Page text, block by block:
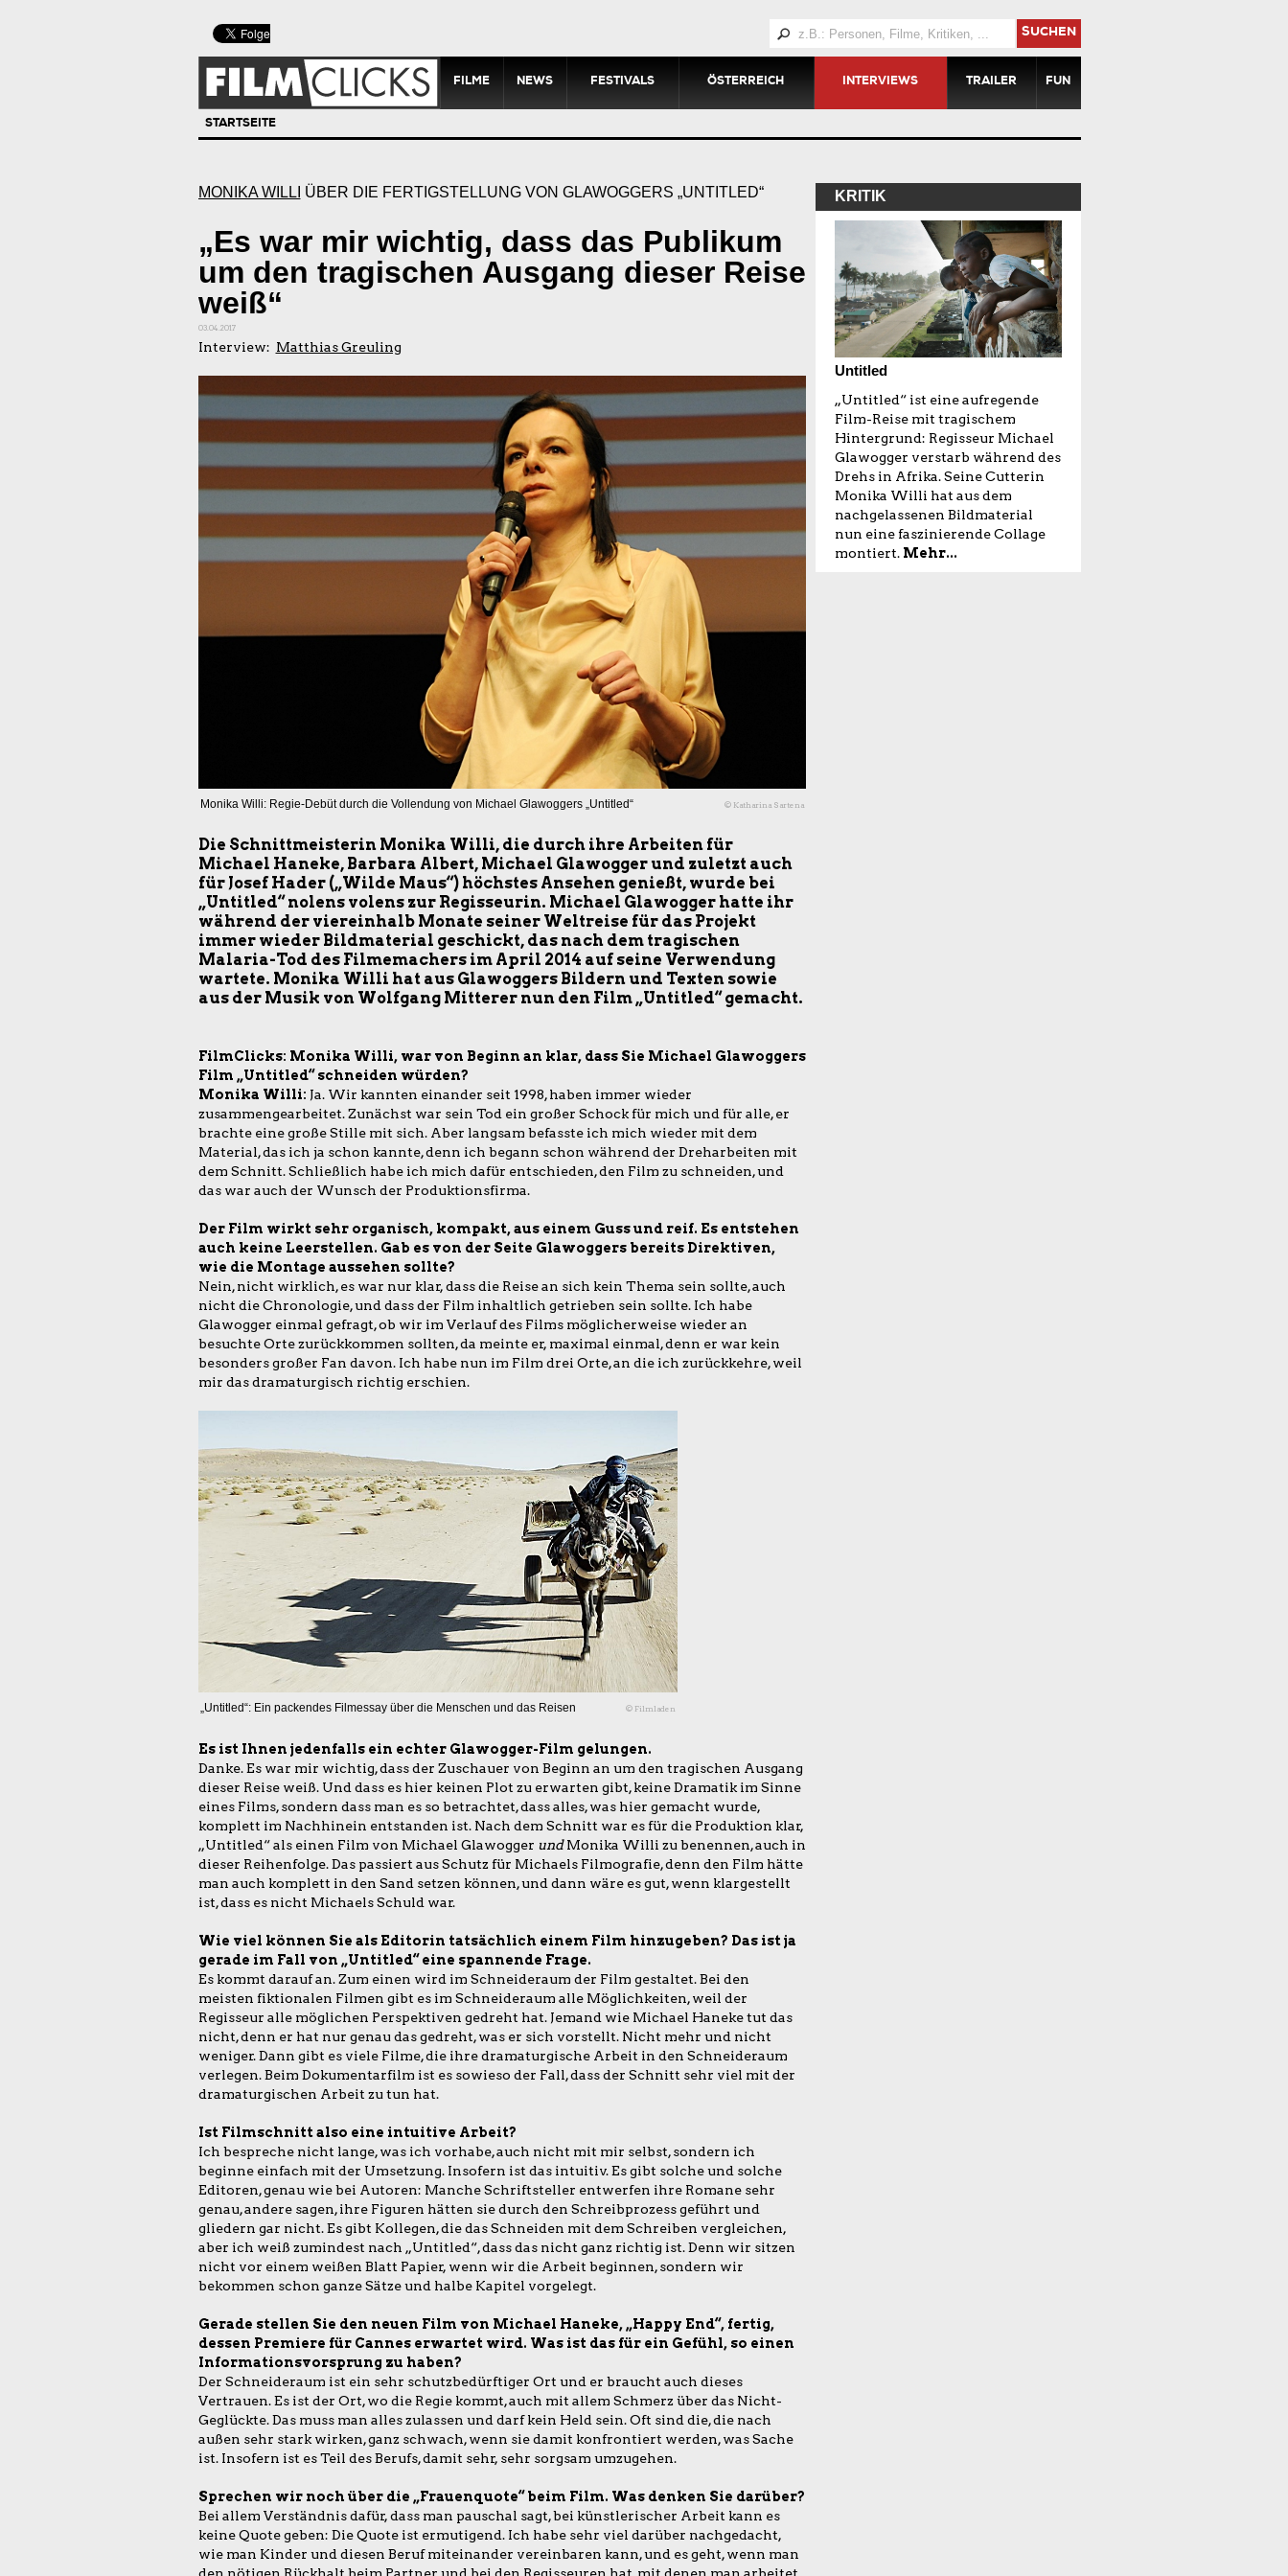
SUCHEN
FILME NEWS FESTIVALS ÖSTERREICH INTERVIEWS TRAILER FUN
STARTSEITE
MONIKA WILLI ÜBER DIE FERTIGSTELLUNG VON GLAWOGGERS „UNTITLED“
„Es war mir wichtig, dass das Publikum
um den tragischen Ausgang dieser Reise
weiß“
03.04.2017
Interview: Matthias Greuling
Monika Willi: Regie-Debüt durch die Vollendung von Michael Glawoggers „Untitled“ © Katharina Sartena
Die Schnittmeisterin Monika Willi, die durch ihre Arbeiten für
Michael Haneke, Barbara Albert, Michael Glawogger und zuletzt auch
für Josef Hader („Wilde Maus“) höchstes Ansehen genießt, wurde bei
„Untitled“ nolens volens zur Regisseurin. Michael Glawogger hatte ihr
während der viereinhalb Monate seiner Weltreise für das Projekt
immer wieder Bildmaterial geschickt, das nach dem tragischen
Malaria-Tod des Filmemachers im April 2014 auf seine Verwendung
wartete. Monika Willi hat aus Glawoggers Bildern und Texten sowie
aus der Musik von Wolfgang Mitterer nun den Film „Untitled“ gemacht.
FilmClicks: Monika Willi, war von Beginn an klar, dass Sie Michael Glawoggers
Film „Untitled“ schneiden würden?
Monika Willi: Ja. Wir kannten einander seit 1998, haben immer wieder
zusammengearbeitet. Zunächst war sein Tod ein großer Schock für mich und für alle, er
brachte eine große Stille mit sich. Aber langsam befasste ich mich wieder mit dem
Material, das ich ja schon kannte, denn ich begann schon während der Dreharbeiten mit
dem Schnitt. Schließlich habe ich mich dafür entschieden, den Film zu schneiden, und
das war auch der Wunsch der Produktionsfirma.
Der Film wirkt sehr organisch, kompakt, aus einem Guss und reif. Es entstehen
auch keine Leerstellen. Gab es von der Seite Glawoggers bereits Direktiven,
wie die Montage aussehen sollte?
Nein, nicht wirklich, es war nur klar, dass die Reise an sich kein Thema sein sollte, auch
nicht die Chronologie, und dass der Film inhaltlich getrieben sein sollte. Ich habe
Glawogger einmal gefragt, ob wir im Verlauf des Films möglicherweise wieder an
besuchte Orte zurückkommen sollten, da meinte er, maximal einmal, denn er war kein
besonders großer Fan davon. Ich habe nun im Film drei Orte, an die ich zurückkehre, weil
mir das dramaturgisch richtig erschien.
„Untitled“: Ein packendes Filmessay über die Menschen und das Reisen © Filmladen
Es ist Ihnen jedenfalls ein echter Glawogger-Film gelungen.
Danke. Es war mir wichtig, dass der Zuschauer von Beginn an um den tragischen Ausgang
dieser Reise weiß. Und dass es hier keinen Plot zu erwarten gibt, keine Dramatik im Sinne
eines Films, sondern dass man es so betrachtet, dass alles, was hier gemacht wurde,
komplett im Nachhinein entstanden ist. Nach dem Schnitt war es für die Produktion klar,
„Untitled“ als einen Film von Michael Glawogger undMonika Willi zu benennen, auch in
dieser Reihenfolge. Das passiert aus Schutz für Michaels Filmografie, denn den Film hätte
man auch komplett in den Sand setzen können, und dann wäre es gut, wenn klargestellt
ist, dass es nicht Michaels Schuld war.
Wie viel können Sie als Editorin tatsächlich einem Film hinzugeben? Das ist ja
gerade im Fall von „Untitled“ eine spannende Frage.
Es kommt darauf an. Zum einen wird im Schneideraum der Film gestaltet. Bei den
meisten fiktionalen Filmen gibt es im Schneideraum alle Möglichkeiten, weil der
Regisseur alle möglichen Perspektiven gedreht hat. Jemand wie Michael Haneke tut das
nicht, denn er hat nur genau das gedreht, was er sich vorstellt. Nicht mehr und nicht
weniger. Dann gibt es viele Filme, die ihre dramaturgische Arbeit in den Schneideraum
verlegen. Beim Dokumentarfilm ist es sowieso der Fall, dass der Schnitt sehr viel mit der
dramaturgischen Arbeit zu tun hat.
Ist Filmschnitt also eine intuitive Arbeit?
Ich bespreche nicht lange, was ich vorhabe, auch nicht mit mir selbst, sondern ich
beginne einfach mit der Umsetzung. Insofern ist das intuitiv. Es gibt solche und solche
Editoren, genau wie bei Autoren: Manche Schriftsteller entwerfen ihre Romane sehr
genau, andere sagen, ihre Figuren hätten sie durch den Schreibprozess geführt und
gliedern gar nicht. Es gibt Kollegen, die das Schneiden mit dem Schreiben vergleichen,
aber ich weiß zumindest nach „Untitled“, dass das nicht ganz richtig ist. Denn wir sitzen
nicht vor einem weißen Blatt Papier, wenn wir die Arbeit beginnen, sondern wir
bekommen schon ganze Sätze und halbe Kapitel vorgelegt.
Gerade stellen Sie den neuen Film von Michael Haneke, „Happy End“, fertig,
dessen Premiere für Cannes erwartet wird. Was ist das für ein Gefühl, so einen
Informationsvorsprung zu haben?
Der Schneideraum ist ein sehr schutzbedürftiger Ort und er braucht auch dieses
Vertrauen. Es ist der Ort, wo die Regie kommt, auch mit allem Schmerz über das Nicht-
Geglückte. Das muss man alles zulassen und darf kein Held sein. Oft sind die, die nach
außen sehr stark wirken, ganz schwach, wenn sie damit konfrontiert werden, was Sache
ist. Insofern ist es Teil des Berufs, damit sehr, sehr sorgsam umzugehen.
Sprechen wir noch über die „Frauenquote“ beim Film. Was denken Sie darüber?
Bei allem Verständnis dafür, dass man pauschal sagt, bei künstlerischer Arbeit kann es
keine Quote geben: Die Quote ist ermutigend. Ich habe sehr viel darüber nachgedacht,
wie man Kinder und diesen Beruf miteinander vereinbaren kann, und es geht, wenn man
KRITIK
Untitled
„Untitled“ ist eine aufregende
Film-Reise mit tragischem
Hintergrund: Regisseur Michael
Glawogger verstarb während des
Drehs in Afrika. Seine Cutterin
Monika Willi hat aus dem
nachgelassenen Bildmaterial
nun eine faszinierende Collage
montiert. Mehr...